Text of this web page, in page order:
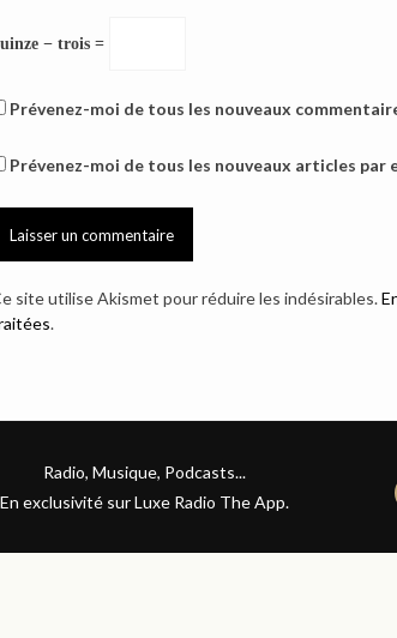
− trois =
Prévenez-moi de tous les nouveaux
Prévenez-moi de tous les nouveaux articles par
site utilise Akismet pour réduire les indésirables.
.
Radio, Musique, Podcasts...
En exclusivité sur Luxe Radio The App.